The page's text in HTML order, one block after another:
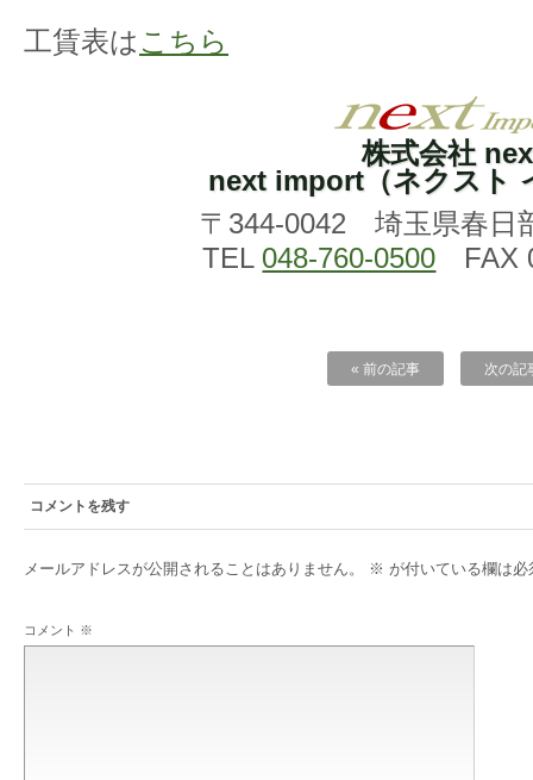
工賃表は こちら
株式会社
next import（ネクスト
〒344-0042 埼玉県春日
TEL 048-760-0500 FAX
« 前の記事 次の記
コメントを残す
メールアドレスが公開されることはありません。 ※ が付いている欄は必
コメント ※